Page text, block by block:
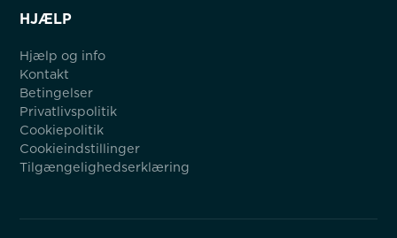
HJÆLP
Hjælp og info
Kontakt
Betingelser
Privatlivspolitik
Cookiepolitik
Cookieindstillinger
Tilgængelighedserklæring